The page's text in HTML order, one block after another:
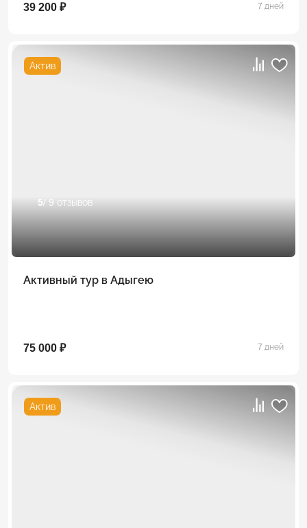
39 200 ₽ 7 дней
Актив
5/ 9 отзывов
Активный тур в Адыгею
75 000 ₽ 7 дней
Актив